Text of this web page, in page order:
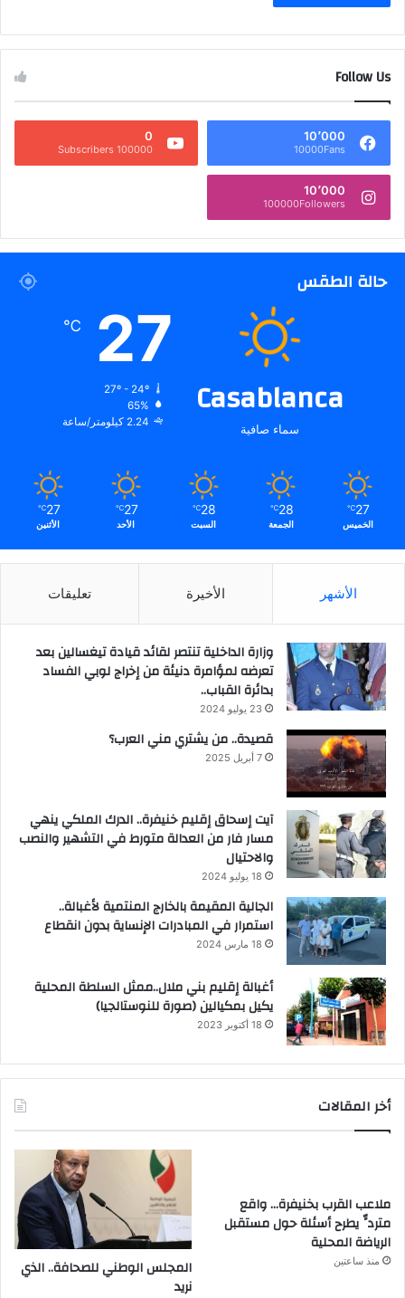
Follow Us
10٬000
10000Fans
0
100000 Subscribers
10٬000
100000Followers
حالة الطقس
Casablanca
سماء صافية
27
℃
27º - 24º
65%
2.24 كيلومتر/ساعة
27
℃
الخميس
28
℃
الجمعة
28
℃
السبت
27
℃
الأحد
27
℃
الأثنين
الأشهر الأخيرة تعليقات
وزارة الداخلية تنتصر لقائد قيادة تيغسالين بعد
تعرضه لمؤامرة دنيئة من إخراج لوبي الفساد
بدائرة القباب..
23 يوليو 2024
قصيدة.. من يشتري مني العرب؟
7 أبريل 2025
آيت إسحاق إقليم خنيفرة.. الدرك الملكي ينهي
مسار فار من العدالة متورط في التشهير والنصب
والاحتيال
18 يوليو 2024
الجالية المقيمة بالخارج المنتمية لأغبالة..
استمرار في المبادرات الإنساية بدون انقطاع
18 مارس 2024
أغبالة إقليم بني ملال..ممثل السلطة المحلية
يكيل بمكيالين (صورة للنوستالجيا)
18 أكتوبر 2023
أخر المقالات
ملاعب القرب بخنيفرة… واقع
متردٍّ يطرح أسئلة حول مستقبل
الرياضة المحلية
منذ ساعتين
المجلس الوطني للصحافة.. الذي
نريد